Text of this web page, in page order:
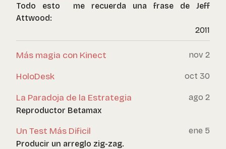
Todo esto me recuerda una frase de Jeff
Attwood:
2011
Más magia con Kinect nov 2
HoloDesk oct 30
La Paradoja de la Estrategia
ago 2
Reproductor Betamax
Un Test Más Dificil
ene 5
Producir un arreglo zig-zag.